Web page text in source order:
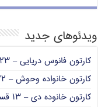
ویدئوهای جدید
کارتون فانوس دریایی – ۲۳ قسمتی (دوبله فارسی)
کارتون خانواده وحوش – ۲۲ قسمتی (دوبله فارسی)
کارتون خانوده دی – ۱۳ قسمتی (دوبله فارسی)